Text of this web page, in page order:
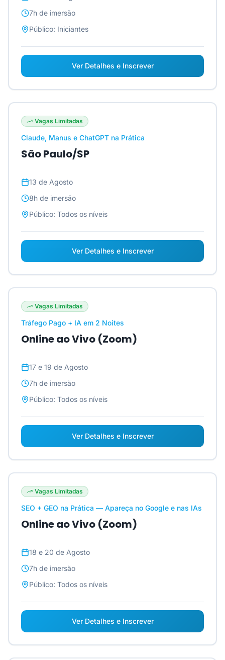
7h de imersão
Público: Iniciantes
Ver Detalhes e Inscrever
Vagas Limitadas
Claude, Manus e ChatGPT na Prática
São Paulo/SP
13 de Agosto
8h de imersão
Público: Todos os níveis
Ver Detalhes e Inscrever
Vagas Limitadas
Tráfego Pago + IA em 2 Noites
Online ao Vivo (Zoom)
17 e 19 de Agosto
7h de imersão
Público: Todos os níveis
Ver Detalhes e Inscrever
Vagas Limitadas
SEO + GEO na Prática — Apareça no Google e nas IAs
Online ao Vivo (Zoom)
18 e 20 de Agosto
7h de imersão
Público: Todos os níveis
Ver Detalhes e Inscrever